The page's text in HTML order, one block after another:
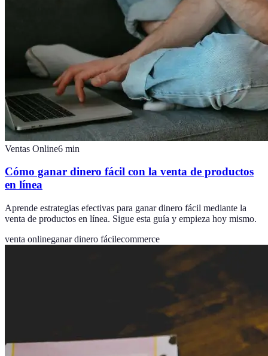
Ventas Online6 min
Cómo ganar dinero fácil con la venta de productos
en línea
Aprende estrategias efectivas para ganar dinero fácil mediante la
venta de productos en línea. Sigue esta guía y empieza hoy mismo.
venta onlineganar dinero fácilecommerce